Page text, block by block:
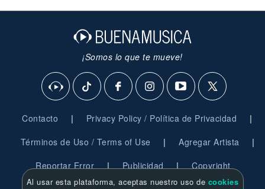
¡Somos lo que te mueve!
Contacto | Privacy Policy / Política de Privacidad |
Términos de Uso / Terms of Use | Agregar Artista |
Reportar Error | Publicidad | Copyright
Al usar esta plataforma, aceptas nuestro uso de cookies